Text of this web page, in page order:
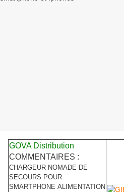
GOVA Distribution
COMMENTAIRES :
CHARGEUR NOMADE DE
SECOURS POUR
SMARTPHONE ALIMENTATION